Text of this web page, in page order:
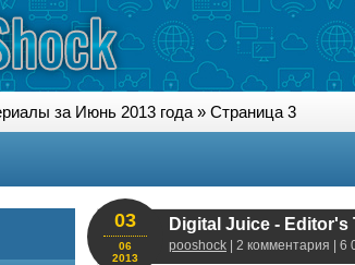
за Июнь 2013 года » Страница 3
Digital Juice -
pooshock | 2 комментария | 6
03
06
2013